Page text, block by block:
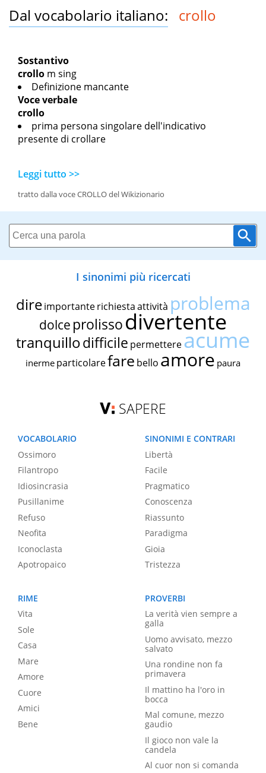
Dal vocabolario italiano: crollo
Sostantivo
crollo m sing
Definizione mancante
Voce verbale
crollo
prima persona singolare dell'indicativo
presente di crollare
Leggi tutto >>
tratto dalla voce CROLLO del Wikizionario
I sinonimi più ricercati
dire importante richiestaattività problema
dolce prolissodivertente
tranquillodifficile permettereacume
inerme particolarefare bello amore paura
SAPERE
VOCABOLARIO
Ossimoro
Filantropo
Idiosincrasia
Pusillanime
Refuso
Neofita
Iconoclasta
Apotropaico
SINONIMI E CONTRARI
Libertà
Facile
Pragmatico
Conoscenza
Riassunto
Paradigma
Gioia
Tristezza
RIME
Vita
Sole
Casa
Mare
Amore
Cuore
Amici
Bene
PROVERBI
La verità vien sempre a
galla
Uomo avvisato, mezzo
salvato
Una rondine non fa
primavera
Il mattino ha l'oro in
bocca
Mal comune, mezzo
gaudio
Il gioco non vale la
candela
Al cuor non si comanda